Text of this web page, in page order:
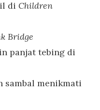
di Children
Bridge
panjat tebing di
sambal menikmati